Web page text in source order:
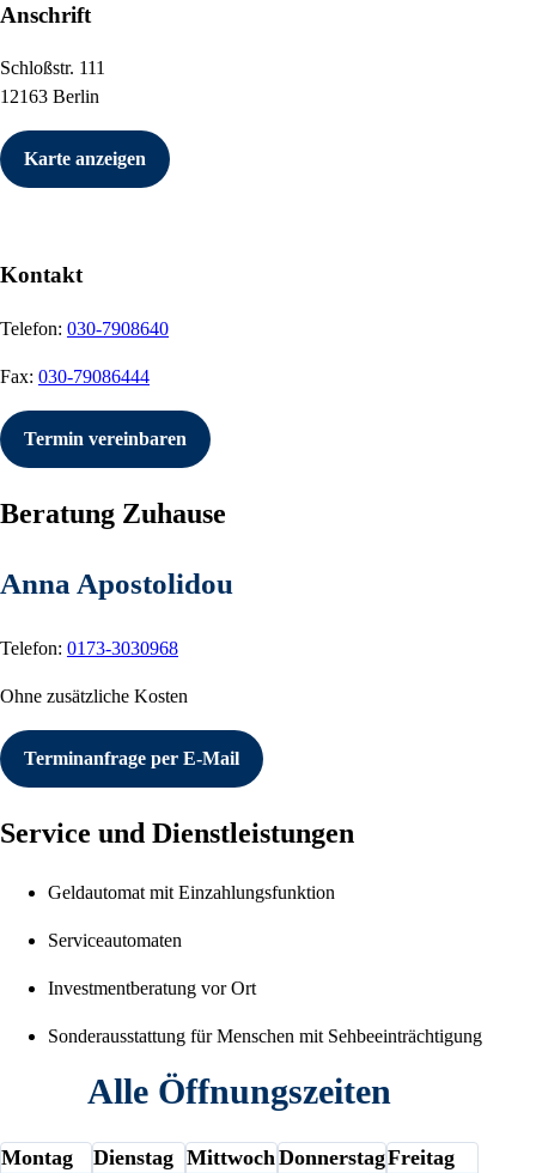
Anschrift
Schloßstr. 111
12163 Berlin
Karte anzeigen
Kontakt
Telefon: 030-7908640
Fax: 030-79086444
Termin vereinbaren
Beratung Zuhause
Anna Apostolidou
Telefon: 0173-3030968
Ohne zusätzliche Kosten
Terminanfrage per E-Mail
Service und Dienstleistungen
Geldautomat mit Einzahlungsfunktion
Serviceautomaten
Investmentberatung vor Ort
Sonderausstattung für Menschen mit Sehbeeinträchtigung
Alle Öffnungszeiten
Montag Dienstag Mittwoch DonnerstagFreitag